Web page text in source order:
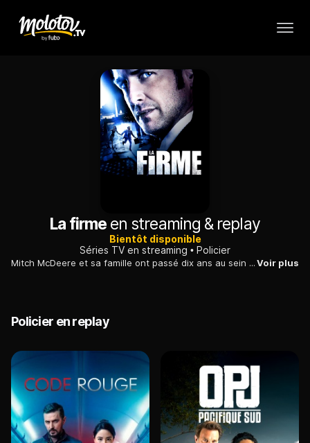
La firmeen streaming & replay
Bientôt disponible
Séries TV en streaming
Policier
Mitch McDeere et sa famille ont passé dix ans au sein d'un programme de protection des témoins...Voir plus
Policier en replay